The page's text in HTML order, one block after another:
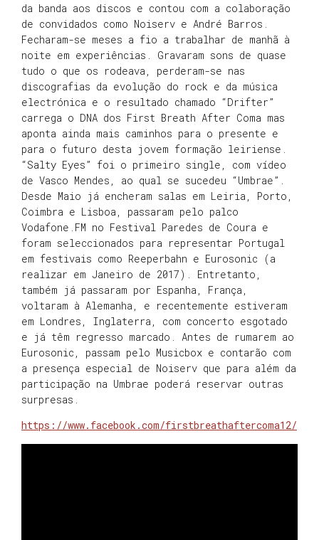
da banda aos discos e contou com a colaboração
de convidados como Noiserv e André Barros.
Fecharam-se meses a fio a trabalhar de manhã à
noite em experiências. Gravaram sons de quase
tudo o que os rodeava, perderam-se nas
discografias da evolução do rock e da música
electrónica e o resultado chamado “Drifter”
carrega o DNA dos First Breath After Coma mas
aponta ainda mais caminhos para o presente e
para o futuro desta jovem formação leiriense.
“Salty Eyes” foi o primeiro single, com vídeo
de Vasco Mendes, ao qual se sucedeu “Umbrae”.
Desde Maio já encheram salas em Leiria, Porto,
Coimbra e Lisboa, passaram pelo palco
Vodafone.FM no Festival Paredes de Coura e
foram seleccionados para representar Portugal
em festivais como Reeperbahn e Eurosonic (a
realizar em Janeiro de 2017). Entretanto,
também já passaram por Espanha, França,
voltaram à Alemanha, e recentemente estiveram
em Londres, Inglaterra, com concerto esgotado
e já têm regresso marcado. Antes de rumarem ao
Eurosonic, passam pelo Musicbox e contarão com
a presença especial de Noiserv que para além da
participação na Umbrae poderá reservar outras
surpresas.
https://www.facebook.com/firstbreathaftercoma12/